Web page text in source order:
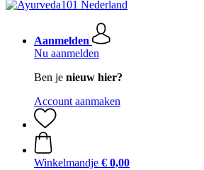
Aanmelden
Nu aanmelden
Ben je nieuw hier?
Account aanmaken
Winkelmandje € 0,00